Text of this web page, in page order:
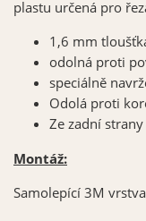
plastu určená pro
1,6 mm
odolná proti
speciálně
Odolá proti
Ze zadní
Montáž:
Samolepící 3M